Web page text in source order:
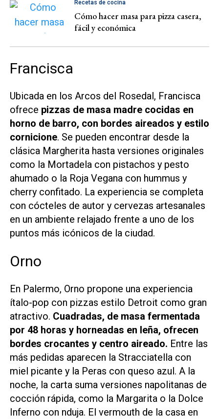
Recetas de cocina
Cómo hacer masa para pizza casera,
fácil y económica
Francisca
Ubicada en los Arcos del Rosedal, Francisca
ofrece pizzas de masa madre cocidas en
horno de barro, con bordes aireados y estilo
cornicione. Se pueden encontrar desde la
clásica Margherita hasta versiones originales
como la Mortadela con pistachos y pesto
ahumado o la Roja Vegana con hummus y
cherry confitado. La experiencia se completa
con cócteles de autor y cervezas artesanales
en un ambiente relajado frente a uno de los
puntos más icónicos de la ciudad.
Orno
En Palermo, Orno propone una experiencia
ítalo-pop con pizzas estilo Detroit como gran
atractivo. Cuadradas, de masa fermentada
por 48 horas y horneadas en leña, ofrecen
bordes crocantes y centro aireado. Entre las
más pedidas aparecen la Stracciatella con
miel picante y la Peras con queso azul. A la
noche, la carta suma versiones napolitanas de
cocción rápida, como la Margarita o la Dolce
Inferno con nduja. El vermouth de la casa en